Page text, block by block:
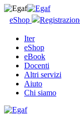
eShop
Iter
eShop
eBook
Docenti
Altri servizi
Aiuto
Chi siamo